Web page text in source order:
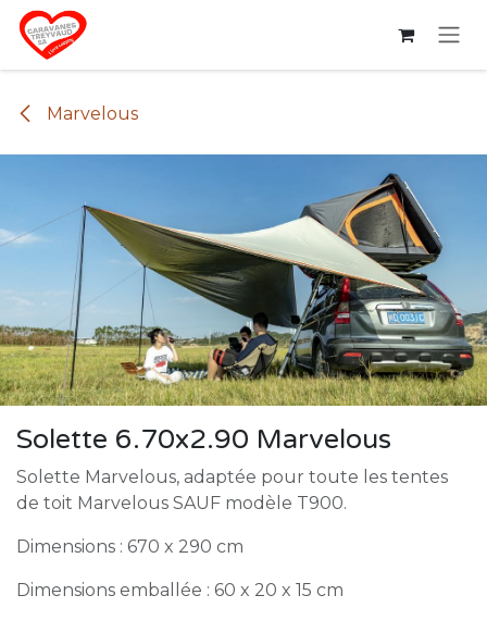
Se rendre au contenu
Marvelous
Solette 6.70x2.90 Marvelous
Solette Marvelous, adaptée pour toute les tentes
de toit Marvelous SAUF modèle T900.
Dimensions : 670 x 290 cm
Dimensions emballée : 60 x 20 x 15 cm